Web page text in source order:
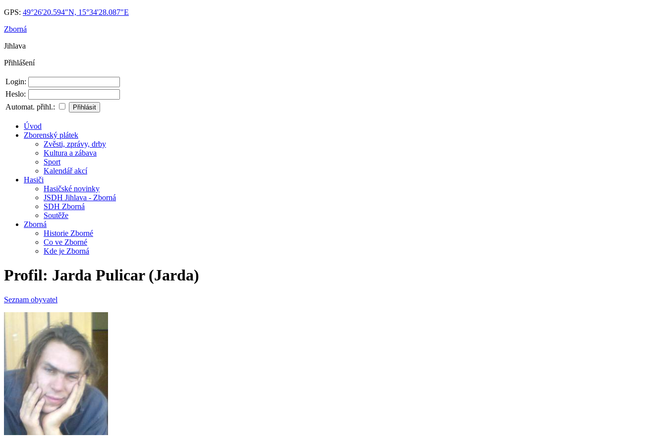
GPS: 49°26'20.594"N, 15°34'28.087"E
Zborná
Jihlava
Přihlášení
Login:
Heslo:
Automat. přihl.:
Úvod
Zborenský plátek
Zvěsti, zprávy, drby
Kultura a zábava
Sport
Kalendář akcí
Hasiči
Hasičské novinky
JSDH Jihlava - Zborná
SDH Zborná
Soutěže
Zborná
Historie Zborné
Co ve Zborné
Kde je Zborná
Profil: Jarda Pulicar (Jarda)
Seznam obyvatel